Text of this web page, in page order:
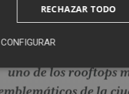
RECHAZAR TODO
CONFIGURAR